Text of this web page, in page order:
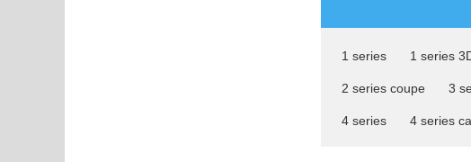
1 series 1 series
2 series coupe 3
4 series 4 series